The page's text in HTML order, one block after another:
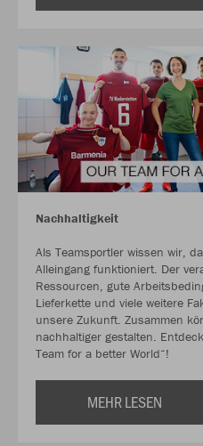
Nachhaltigkeit
Als Teamsportler wissen wir,
Alleingang funktioniert. Der
Ressourcen, gute
Lieferkette und viele weitere
unsere Zukunft. Zusammen
nachhaltiger gestalten.
Team for a better World“!
MEHR LESEN